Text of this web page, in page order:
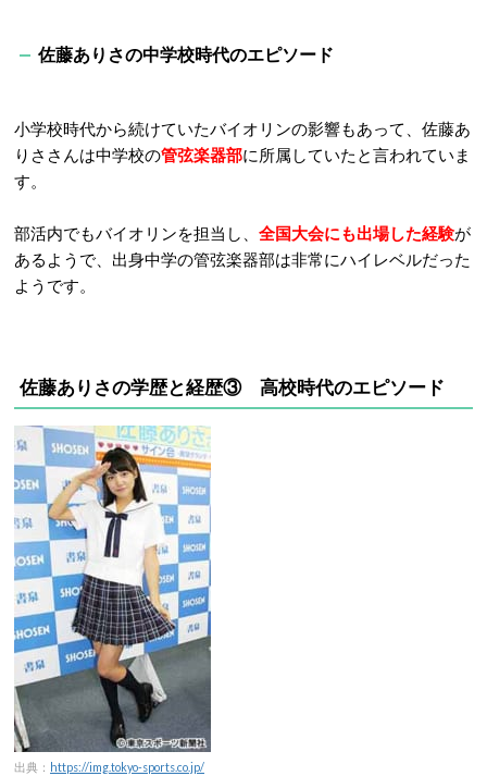
佐藤ありさの中学校時代のエピソード
小学校時代から続けていたバイオリンの影響もあって、佐藤あ
りささんは中学校の管弦楽器部に所属していたと言われていま
す。
部活内でもバイオリンを担当し、 全国大会にも出場した経験が
あるようで、出身中学の管弦楽器部は非常にハイレベルだった
ようです。
佐藤ありさの学歴と経歴③ 高校時代のエピソード
出典： https://img.tokyo-sports.co.jp/